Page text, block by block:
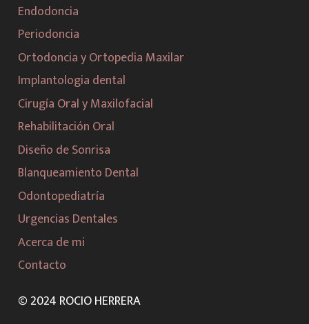
Endodoncia
Periodoncia
Ortodoncia y Ortopedia Maxilar
Implantologia dental
Cirugía Oral y Maxilofacial
Rehabilitación Oral
Diseño de Sonrisa
Blanqueamiento Dental
Odontopediatría
Urgencias Dentales
Acerca de mi
Contacto
© 2024 ROCIO HERRERA